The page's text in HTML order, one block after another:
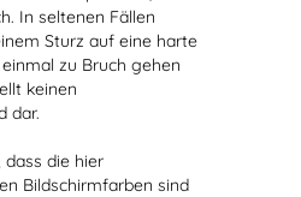
In seltenen Fällen
Sturz auf eine harte
zu Bruch gehen
keinen
dar.
dass die hier
Bildschirmfarben sind